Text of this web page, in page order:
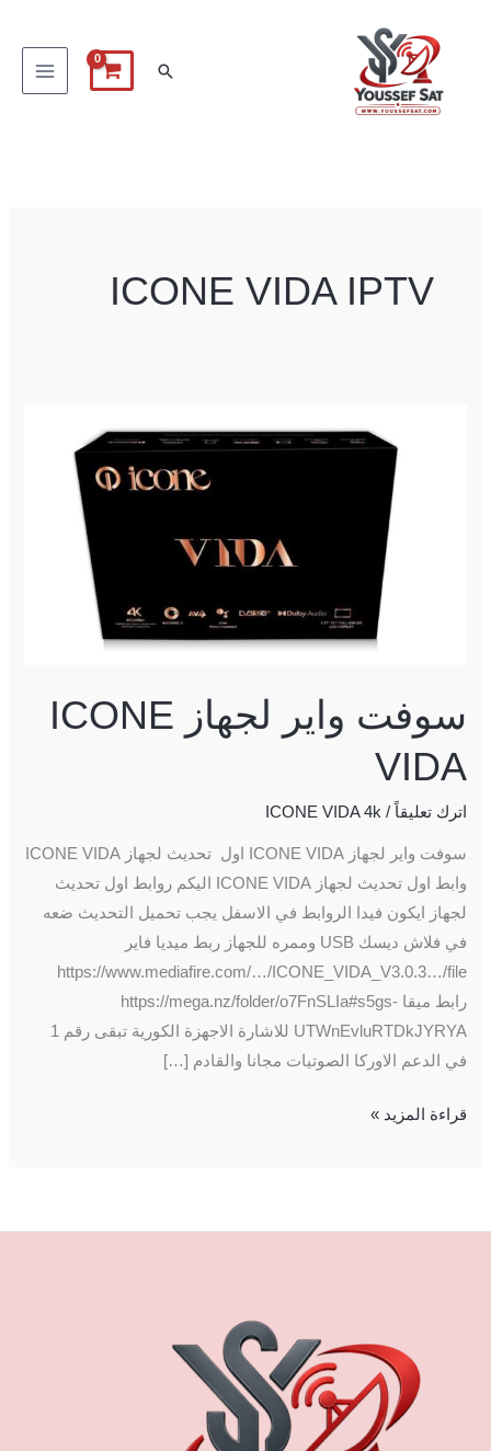
البحث
ICONE VIDA IPTV
سوفت واير لجهاز ICONE
VIDA
اترك تعليقاً /
ICONE VIDA 4k
سوفت واير لجهاز ICONE VIDA اول تحديث لجهاز ICONE VIDA
وابط اول تحديث لجهاز ICONE VIDA اليكم روابط اول تحديث
لجهاز ايكون فيدا الروابط في الاسفل يجب تحميل التحديث ضعه
في فلاش ديسك USB وممره للجهاز ربط ميديا فاير
https://www.mediafire.com/…/ICONE_VIDA_V3.0.3…/file
رابط ميقا https://mega.nz/folder/o7FnSLIa#s5gs-
UTWnEvluRTDkJYRYA للاشارة الاجهزة الكورية تبقى رقم 1
في الدعم الاوركا الصوتيات مجانا والقادم […]
قراءة المزيد »